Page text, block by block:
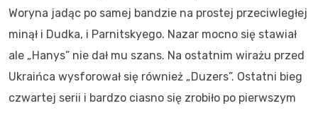
Woryna jadąc po samej bandzie na prostej przeciwległej
minął i Dudka, i Parnitskyego. Nazar mocno się stawiał
ale „Hanys” nie dał mu szans. Na ostatnim wirażu przed
Ukraińca wysforował się również „Duzers”. Ostatni bieg
czwartej serii i bardzo ciasno się zrobiło po pierwszym